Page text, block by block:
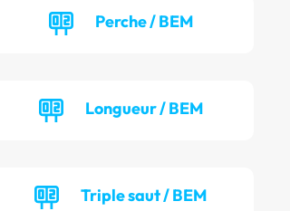
Perche / BEM
Longueur / BEM
Triple saut / BEM